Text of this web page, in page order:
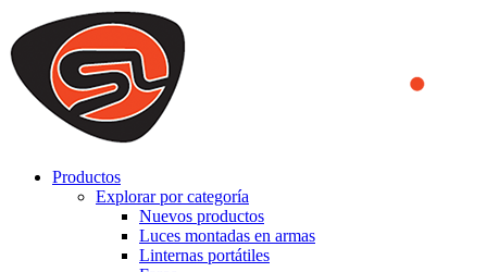
We use cookies to ensure that we provide you the best experience
on our website. By continuing to browse this website, you accept
that cookies are used to help us analyze how the website is used and
to offer you a better experience. To learn more or to find out how
you can disable cookies, you can access our
Productos
Explorar por categoría
Nuevos productos
Luces montadas en armas
Linternas portátiles